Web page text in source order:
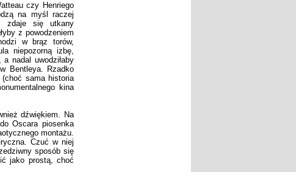
czy Henriego
na myśl raczej
zdaje się utkany
z powodzeniem
w brąz torów,
niepozorną izbę,
nadal uwodziłaby
Bentleya. Rzadko
sama historia
kina
dźwiękiem. Na
Oscara piosenka
montażu.
Czuć w niej
sposób się
jako prostą, choć